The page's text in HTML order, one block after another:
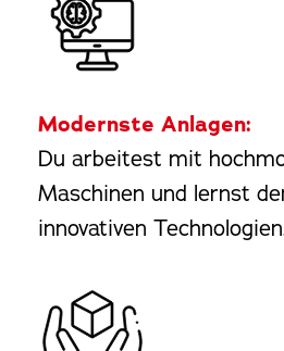
Modernste Anlagen:
Du arbeitest mit
Maschinen und lernst
innovativen